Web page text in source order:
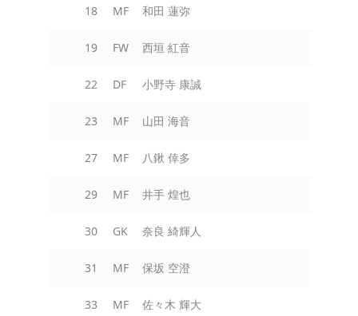
18 MF 和田 蓮弥
19 FW 西垣 紅音
22 DF 小野寺 康誠
23 MF 山田 海音
27 MF 八鍬 倖多
29 MF 井手 煌也
30 GK 奈良 綺輝人
31 MF 保坂 空澄
33 MF 佐々木 輝大